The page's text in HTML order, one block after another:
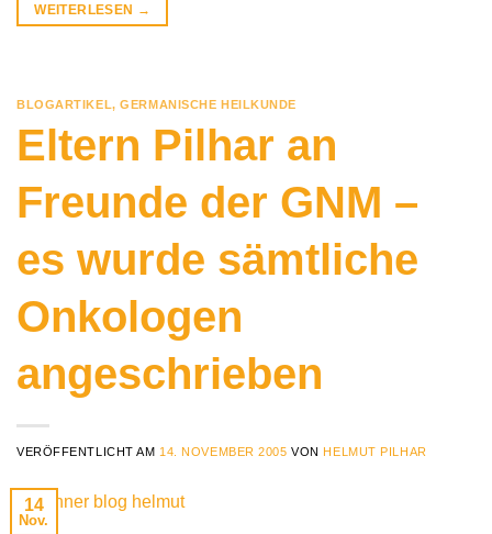
WEITERLESEN →
BLOGARTIKEL,GERMANISCHE HEILKUNDE
Eltern Pilhar an
Freunde der GNM –
es wurde sämtliche
Onkologen
angeschrieben
VERÖFFENTLICHT AM14. NOVEMBER 2005 VON HELMUT PILHAR
14
Nov.